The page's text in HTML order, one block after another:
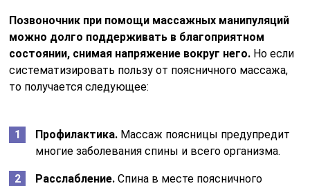
Позвоночник при помощи массажных манипуляций
можно долго поддерживать в благоприятном
состоянии, снимая напряжение вокруг него. Но если
систематизировать пользу от поясничного массажа,
то получается следующее:
Профилактика. Массаж поясницы предупредит
многие заболевания спины и всего организма.
Расслабление. Спина в месте поясничного